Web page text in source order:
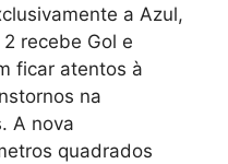
a Azul,
recebe Gol e
ficar atentos à
na
A nova
quadrados